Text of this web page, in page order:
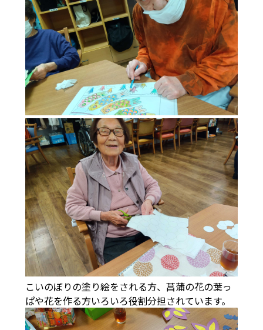
こいのぼりの塗り絵をされる方、菖蒲の花の葉っ
ぱや花を作る方いろいろ役割分担されています。